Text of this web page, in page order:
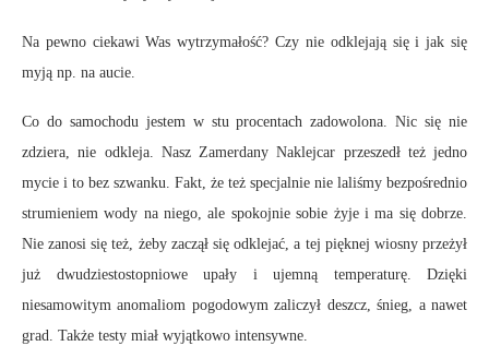
Na pewno ciekawi Was wytrzymałość? Czy nie odklejają się i jak się
myją np. na aucie.
Co do samochodu jestem w stu procentach zadowolona. Nic się nie
zdziera, nie odkleja. Nasz Zamerdany Naklejcar przeszedł też jedno
mycie i to bez szwanku. Fakt, że też specjalnie nie laliśmy bezpośrednio
strumieniem wody na niego, ale spokojnie sobie żyje i ma się dobrze.
Nie zanosi się też, żeby zaczął się odklejać, a tej pięknej wiosny przeżył
już dwudziestostopniowe upały i ujemną temperaturę. Dzięki
niesamowitym anomaliom pogodowym zaliczył deszcz, śnieg, a nawet
grad. Także testy miał wyjątkowo intensywne.